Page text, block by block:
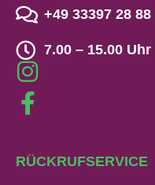
+49 33397 28 88
7.00 – 15.00 Uhr
RÜCKRUFSERVICE